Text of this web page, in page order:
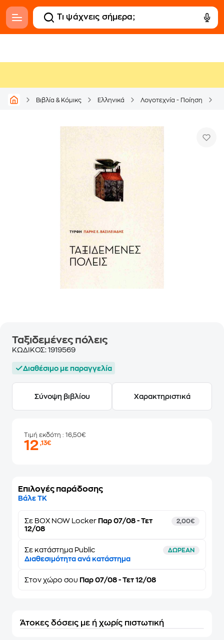
Βιβλία & Κόμικς Ελληνικά Λογοτεχνία - Ποίηση
Ταξιδεμένες πόλεις
ΚΩΔΙΚΟΣ: 1919569
Διαθέσιμο με παραγγελία
Σύνοψη βιβλίου Χαρακτηριστικά
Τιμή εκδότη : 16,50€
12,13€
Επιλογές παράδοσης
Βάλε ΤΚ
Σε BOX NOW Locker Παρ 07/08 - Τετ
12/08
2,00€
Σε κατάστημα Public ΔΩΡΕΑΝ
Διαθεσιμότητα ανά κατάστημα
Στον χώρο σου Παρ 07/08 - Τετ 12/08
Άτοκες δόσεις με ή χωρίς πιστωτική